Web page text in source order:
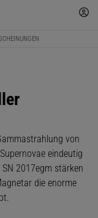
von
eindeutig
2017egm stärken
die enorme